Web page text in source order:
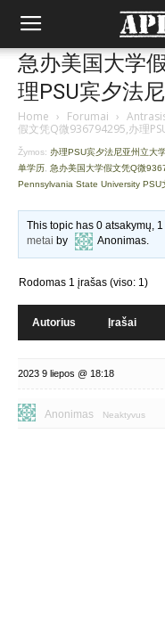
急办美国大学
理PSU宾夕法尼
Home › Forumai ›
假文凭Q微936794295,办理
Žymos: 办理PSU宾夕法尼亚州立大
单学历 急办美国大学假文凭Q微
Pennsylvania State University PSU
This topic has 0 atsakymų,
metai by Anonimas.
Rodomas 1 įrašas (viso: 1)
Autorius Įrašai
2023 9 liepos @ 18:18
Anonimas Neaktyvus